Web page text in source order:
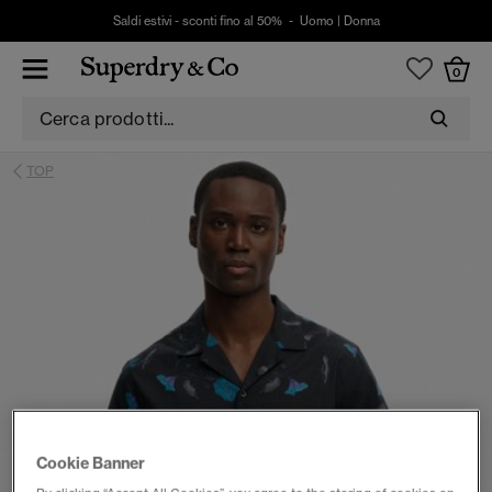
Saldi estivi - sconti fino al 50% - Uomo Donna
0
TOP
Cookie Banner